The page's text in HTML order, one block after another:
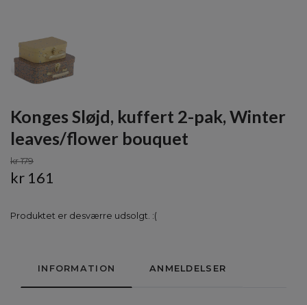
Konges Sløjd, kuffert 2-pak, Winter
leaves/flower bouquet
kr 179
kr 161
Produktet er desværre udsolgt. :(
INFORMATION ANMELDELSER